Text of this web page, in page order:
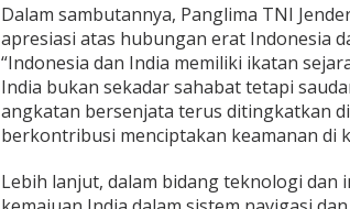
Dalam sambutannya, Panglima TNI
apresiasi atas hubungan erat Indonesia
“Indonesia dan India memiliki ikatan
India bukan sekadar sahabat tetapi
angkatan bersenjata terus ditingkatkan
berkontribusi menciptakan keamanan di
Lebih lanjut, dalam bidang teknologi dan